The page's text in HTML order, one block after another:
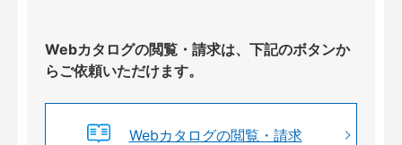
Webカタログの閲覧・請求は、下記のボタンか
らご依頼いただけます。
Webカタログの閲覧・請求